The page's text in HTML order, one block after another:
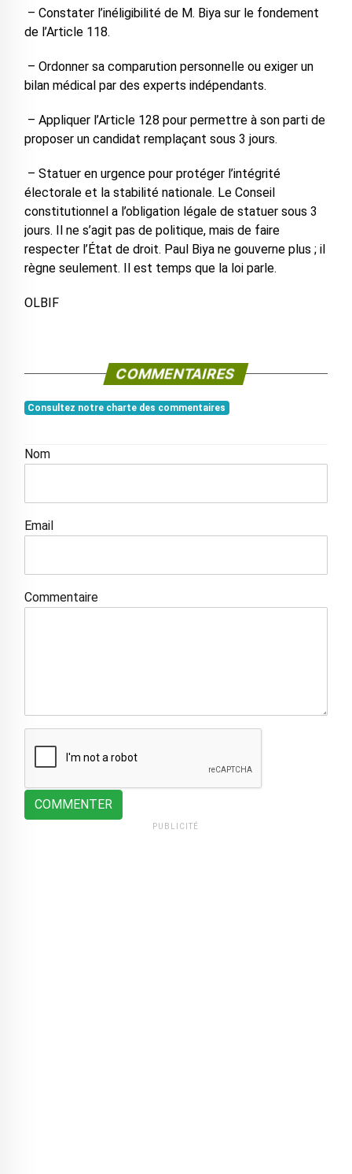
– Constater l’inéligibilité de M. Biya sur le fondement
de l’Article 118.
– Ordonner sa comparution personnelle ou exiger un
bilan médical par des experts indépendants.
– Appliquer l’Article 128 pour permettre à son parti de
proposer un candidat remplaçant sous 3 jours.
– Statuer en urgence pour protéger l’intégrité
électorale et la stabilité nationale. Le Conseil
constitutionnel a l’obligation légale de statuer sous 3
jours. Il ne s’agit pas de politique, mais de faire
respecter l’État de droit. Paul Biya ne gouverne plus ; il
règne seulement. Il est temps que la loi parle.
OLBIF
COMMENTAIRES
Consultez notre charte des commentaires
Nom
Email
Commentaire
COMMENTER
PUBLICITÉ